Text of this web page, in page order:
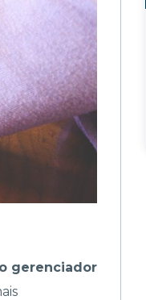
gerenciador